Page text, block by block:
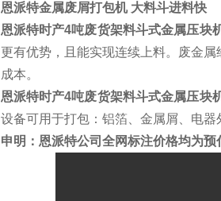
恩派特金属废屑打包机 大料斗进料快
恩派特时产4吨废货架料斗式金属压块
更有优势，且能实现连续上料。废金
成本。
恩派特时产4吨废货架料斗式金属压块
设备可用于打包：铝箔、金属屑、电器
申明：恩派特公司全网标注价格均为预